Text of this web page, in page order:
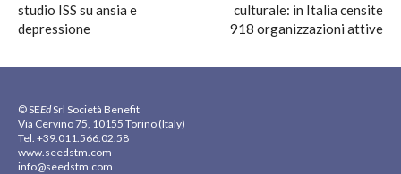
studio ISS su ansia e
depressione
culturale: in Italia censite
918 organizzazioni attive
© SEEdSrl Società Benefit
Via Cervino 75, 10155 Torino (Italy)
Tel. +39.011.566.02.58
www.seedstm.com
info@seedstm.com